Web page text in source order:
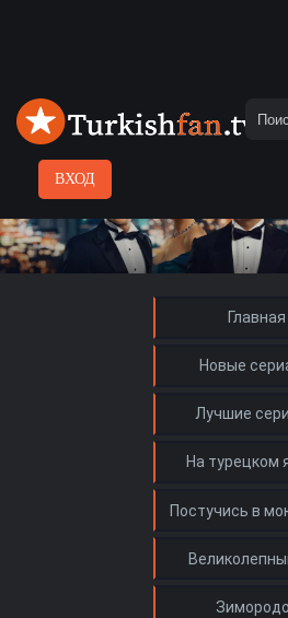
ВХОД
Главная
Новые
Лучшие
На турецком